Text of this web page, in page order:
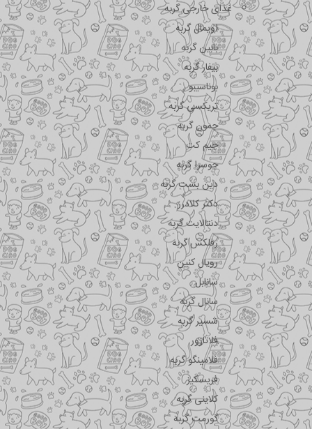
غذای خارجی گربه
اویمال گربه
بابین گربه
بیفار گربه
بوناسیبو
تریکسی گربه
جمون گربه
جیم کت
جوسرا گربه
دین بست گربه
دکتر کلادرز
دنتالایت گربه
رفلکس گربه
رویال کنین
سانابل
سانال گربه
شسیر گربه
فلاتازور
فلامینگو گربه
فریسکیز
کلاینی گربه
گورمت گربه